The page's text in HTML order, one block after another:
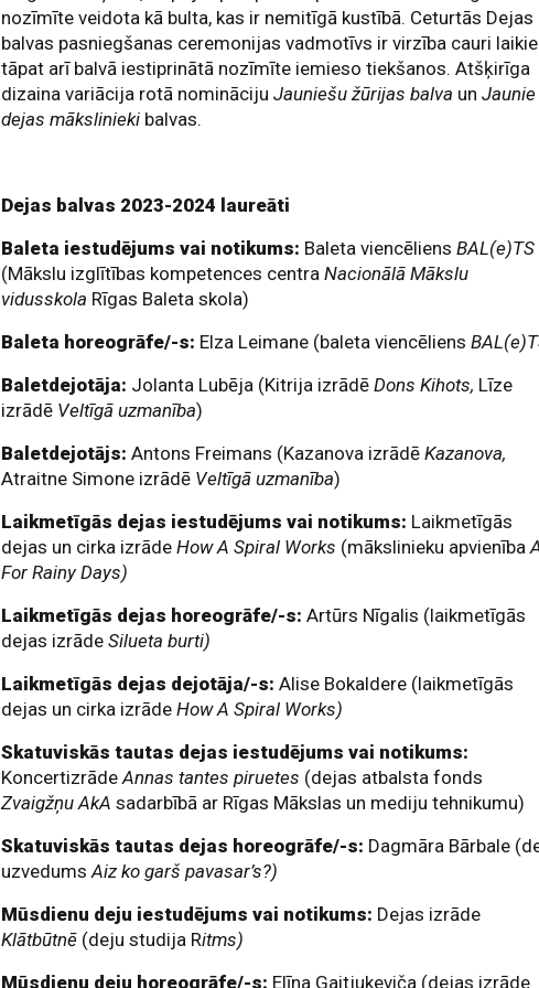
nozīmīte veidota kā bulta, kas ir nemitīgā kustībā. Ceturtās Dejas
balvas pasniegšanas ceremonijas vadmotīvs ir virzība cauri
tāpat arī balvā iestiprinātā nozīmīte iemieso tiekšanos. Atšķirīga
dizaina variācija rotā nominācijuJauniešu žūrijas balva unJaunie
dejas mākslinieki balvas.
Dejas balvas 2023-2024 laureāti
Baleta iestudējums vai notikums: Baleta viencēliensBAL(e)TS
(Mākslu izglītības kompetences centraNacionālā Mākslu
vidusskola Rīgas Baleta skola)
Baleta horeogrāfe/-s: Elza Leimane (baleta viencēliens
Baletdejotāja: Jolanta Lubēja (Kitrija izrādē Dons Kihots, Līze
izrādē Veltīgā uzmanība)
Baletdejotājs:Antons Freimans (Kazanova izrādēKazanova,
Atraitne Simone izrādē Veltīgā uzmanība)
Laikmetīgās dejas iestudējums vai notikums: Laikmetīgās
dejas un cirka izrādeHow A Spiral Works (mākslinieku apvienība
For Rainy Days)
Laikmetīgās dejas horeogrāfe/-s:Artūrs Nīgalis (laikmetīgās
dejas izrādeSilueta burti)
Laikmetīgās dejas dejotāja/-s:Alise Bokaldere (laikmetīgās
dejas un cirka izrāde How A Spiral Works)
Skatuviskās tautas dejas iestudējums vai notikums:
KoncertizrādeAnnas tantes piruetes (dejas atbalsta fonds
Zvaigžņu AkAsadarbībā ar Rīgas Mākslas un mediju tehnikumu)
Skatuviskās tautas dejas horeogrāfe/-s: Dagmāra Bārbale
uzvedumsAiz ko garš pavasar’s?)
Mūsdienu deju iestudējums vai notikums: Dejas izrāde
Klātbūtnē (deju studija Ritms)
Mūsdienu deju horeogrāfe/-s: Elīna Gaitjukeviča (dejas izrāde